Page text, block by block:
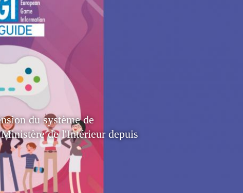
du système de
de l'Intérieur depuis